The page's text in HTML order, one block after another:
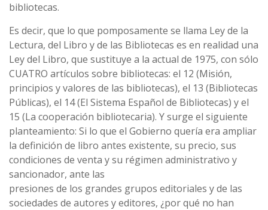
bibliotecas.
Es decir, que lo que pomposamente se llama Ley de la
Lectura, del Libro y de las Bibliotecas es en realidad una
Ley del Libro, que sustituye a la actual de 1975, con sólo
CUATRO artí­culos sobre bibliotecas: el 12 (Misión,
principios y valores de las bibliotecas), el 13 (Bibliotecas
Públicas), el 14 (El Sistema Español de Bibliotecas) y el
15 (La cooperación bibliotecaria). Y surge el siguiente
planteamiento: Si lo que el Gobierno querí­a era ampliar
la definición de libro antes existente, su precio, sus
condiciones de venta y su régimen administrativo y
sancionador, ante las
presiones de los grandes grupos editoriales y de las
sociedades de autores y editores, ¿por qué no han